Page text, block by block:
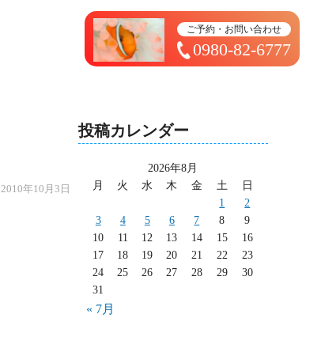
ご予約・お問い合わせ
0980-82-6777
トップページ ＞ 太造日記
2010年10月3日
投稿カレンダー
2026年8月
月
火 水 木 金 土
日
1
2
3
4 5 6 7 8
9
10
11 12 13 14 15
16
17
18 19 20 21 22
23
24
25 26 27 28 29
30
31
« 7月